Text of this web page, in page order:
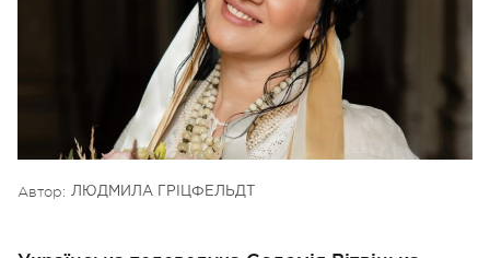
Автор: ЛЮДМИЛА ГРІЦФЕЛЬДТ